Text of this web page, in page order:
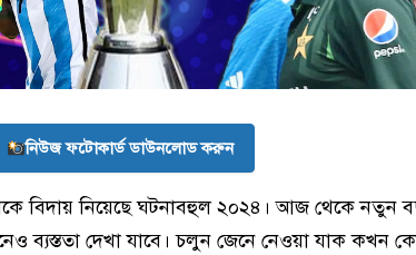
নিউজ ফটোকার্ড ডাউনলোড করুন
বিদায় নিয়েছে ঘটনাবহুল ২০২৪। আজ থেকে নতুন
ব্যস্ততা দেখা যাবে। চলুন জেনে নেওয়া যাক কখন